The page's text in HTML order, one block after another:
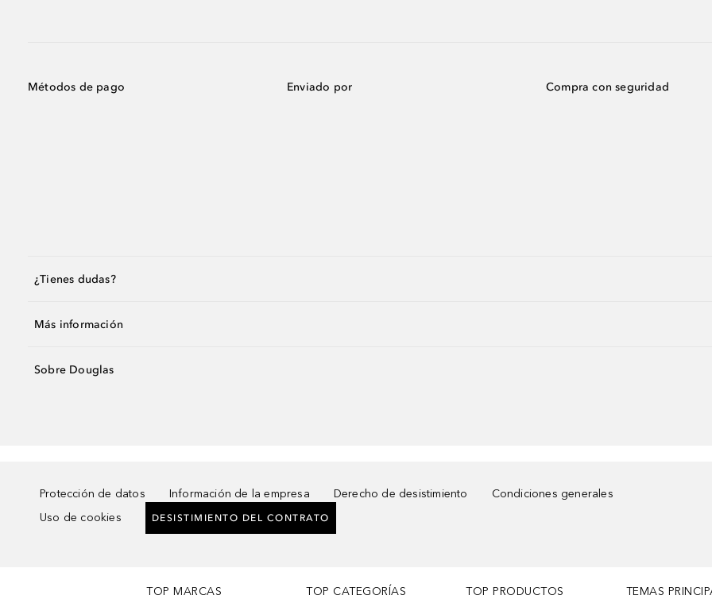
Métodos de pago Enviado por Compra con seguridad
¿Tienes dudas?
Más información
Sobre Douglas
Protección de datos Información de la empresa Derecho de desistimiento
Condiciones generales
Uso de cookies
DESISTIMIENTO DEL CONTRATO
TOP MARCAS TOP CATEGORÍAS TOP PRODUCTOS TEMAS